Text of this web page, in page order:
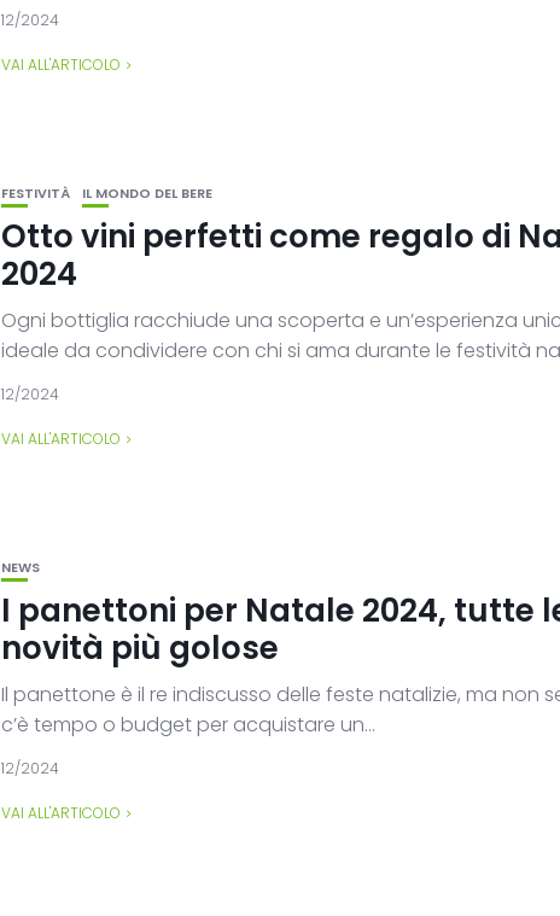
12/2024
VAI ALL'ARTICOLO
FESTIVITÀ IL MONDO DEL BERE
Otto vini perfetti come regalo di
2024
Ogni bottiglia racchiude una scoperta e un’esperienza
ideale da condividere con chi si ama durante le festività
12/2024
VAI ALL'ARTICOLO
NEWS
I panettoni per Natale 2024, tutte
novità più golose
Il panettone è il re indiscusso delle feste natalizie, ma non
c’è tempo o budget per acquistare un...
12/2024
VAI ALL'ARTICOLO